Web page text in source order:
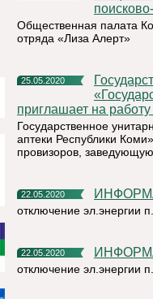
Общественная палата
отряда «Лиза Алерт»
25.05.2020
Государственное унитарное предприятие Республики Коми
приглашает на
Государственное
аптеки Республики
провизоров,
22.05.2020
отключение эл.энергии
22.05.2020
отключение эл.энергии